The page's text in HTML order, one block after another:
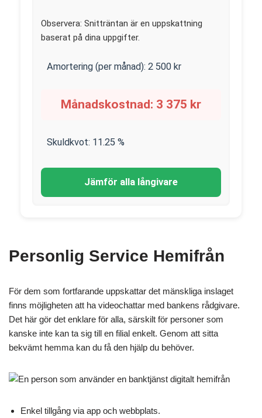
Observera: Snitträntan är en uppskattning
baserat på dina uppgifter.
Amortering (per månad): 2 500 kr
Månadskostnad: 3 375 kr
Skuldkvot: 11.25 %
Jämför alla långivare
Personlig Service Hemifrån
För dem som fortfarande uppskattar det mänskliga inslaget
finns möjligheten att ha videochattar med bankens rådgivare.
Det här gör det enklare för alla, särskilt för personer som
kanske inte kan ta sig till en filial enkelt. Genom att sitta
bekvämt hemma kan du få den hjälp du behöver.
Enkel tillgång via app och webbplats.